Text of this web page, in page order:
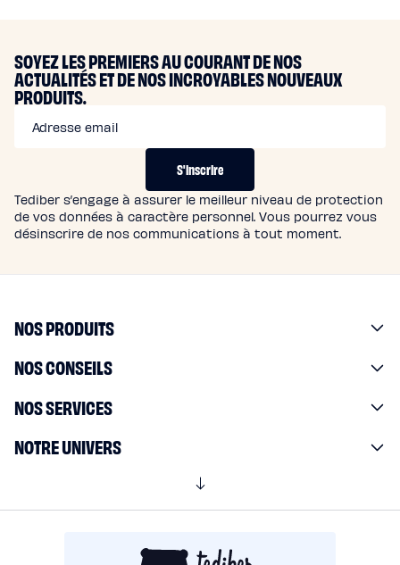
SOYEZ LES PREMIERS AU COURANT DE NOS
ACTUALITÉS ET DE NOS INCROYABLES NOUVEAUX
PRODUITS.
Adresse email
S'inscrire
Tediber s’engage à assurer le meilleur niveau de protection
de vos données à caractère personnel. Vous pourrez vous
désinscrire de nos communications à tout moment.
NOS PRODUITS
NOS CONSEILS
NOS SERVICES
NOTRE UNIVERS